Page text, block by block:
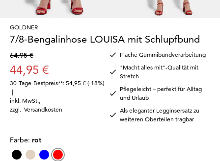
GOLDNER
7/8-Bengalinhose LOUISA mit Schlupfbund
64,95 €
44,95 €
30-Tage-Bestpreis**: 54,95 € (-18%)
|
inkl. MwSt.
zzgl. Versandkosten
Flache Gummibundverarbeitung
"Macht alles mit"-Qualität mit
Stretch
Pflegeleicht – perfekt für Alltag
und Urlaub
Als eleganter Legginsersatz zu
weiteren Oberteilen tragbar
Farbe: rot